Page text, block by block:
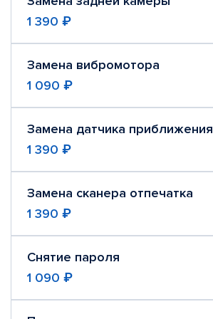
1 390 ₽
Замена вибромотора
1 090 ₽
Замена датчика приближения
1 390 ₽
Замена сканера отпечатка
1 390 ₽
Снятие пароля
1 090 ₽